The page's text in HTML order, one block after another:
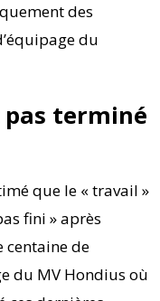
des
du
terminé
que le « travail »
fini » après
centaine de
du MV Hondius où